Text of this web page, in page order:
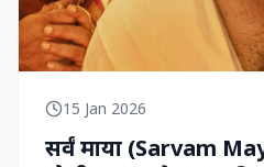
15 Jan 2026
सर्वं माया (Sarvam